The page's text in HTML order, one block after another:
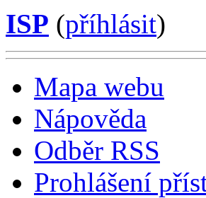
ISP (příhlásit)
Mapa webu
Nápověda
Odběr RSS
Prohlášení